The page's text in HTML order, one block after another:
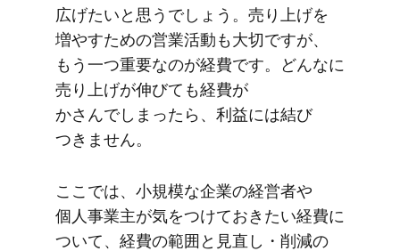
広げたいと​思うでしょう。​売り上げを​
増や​すための​営業活動も​大切ですが、​
もう​一つ​重要なのが​経費です。​どんなに​
売り上げが​伸びても​経費が​
かさんでしまったら、​利益には​結び​
つきません。
ここでは、​小規模な​企業の​経営者や​
個人事業主が​気を​つけて​おきたい​経費に​
ついて、​経費の​範囲と​見直し・削減の​